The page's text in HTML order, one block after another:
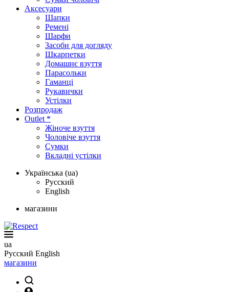
Аксеcуари
Шапки
Ремені
Шарфи
Засоби для догляду
Шкарпетки
Домашнє взуття
Парасольки
Гаманці
Рукавички
Устілки
Розпродаж
Outlet *
Жіноче взуття
Чоловіче взуття
Сумки
Вкладні устілки
Українська (ua)
Русский
English
магазини
ua
Русский English
магазини